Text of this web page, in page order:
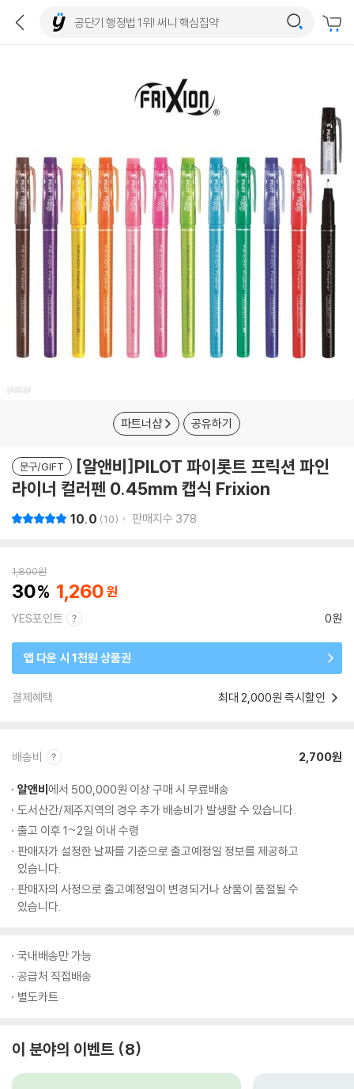
파트너샵 공유하기
문구/GIFT
[알앤비]PILOT 파이롯트 프릭션 파인
라이너 컬러펜 0.45mm 캡식 Frixion
10.0 10 판매지수 378
1,800원
30 1,260
YES포인트 0원
앱 다운 시 1천원 상품권
결제혜택 최대 2,000원 즉시할인
배송비 2,700원
알앤비에서 500,000원 이상 구매 시 무료배송
도서산간/제주지역의 경우 추가 배송비가 발생할 수 있습니다.
출고 이후 1~2일 이내 수령
판매자가 설정한 날짜를 기준으로 출고예정일 정보를 제공하고
있습니다.
판매자의 사정으로 출고예정일이 변경되거나 상품이 품절될 수
있습니다.
국내배송만 가능
공급처 직접배송
별도카트
이 분야의 이벤트 8